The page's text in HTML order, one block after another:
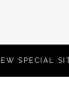
SPECIAL